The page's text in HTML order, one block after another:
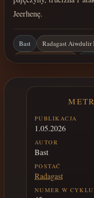
Jeerhenę.
Bast
Radagast Aiwdulir
Żelazodrzewo
Azuryt
PUBLIKACJA
1.05.2026
AUTOR
Bast
POSTAĆ
Radagast
NUMER W CYKLU